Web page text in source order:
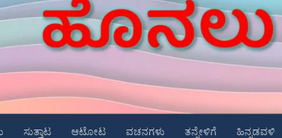
ಸುತ್ತಾಟ ಆಟೋಟ ವಚನಗಳು ತನ್ನೇಳಿಗೆ ಹಿನ್ನಡವಳಿ